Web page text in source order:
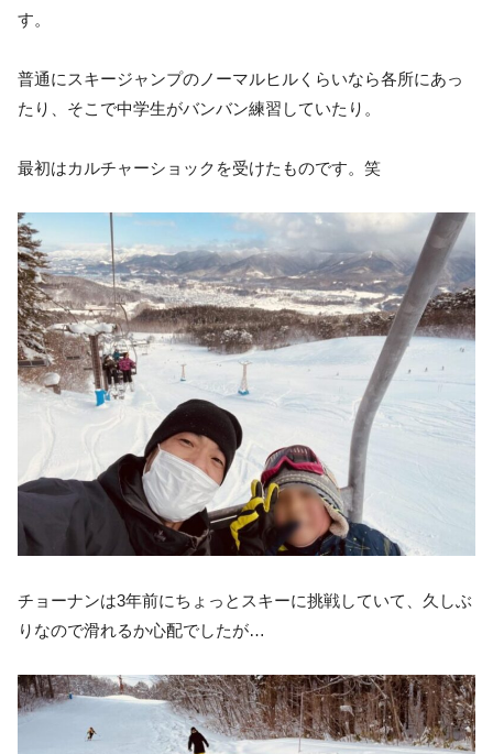
す。
普通にスキージャンプのノーマルヒルくらいなら各所にあっ
たり、そこで中学生がバンバン練習していたり。
最初はカルチャーショックを受けたものです。笑
チョーナンは3年前にちょっとスキーに挑戦していて、久しぶ
りなので滑れるか心配でしたが…